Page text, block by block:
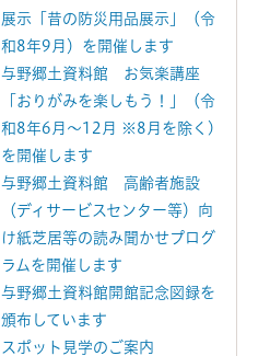
展示「昔の防災用品展示」（令
和8年9月）を開催します
与野郷土資料館 お気楽講座
「おりがみを楽しもう！」（令
和8年6月～12月 ※8月を除く)
を開催します
与野郷土資料館 高齢者施設
（ディサービスセンター等）向
け紙芝居等の読み聞かせプログ
ラムを開催します
与野郷土資料館開館記念図録を
頒布しています
スポット見学のご案内